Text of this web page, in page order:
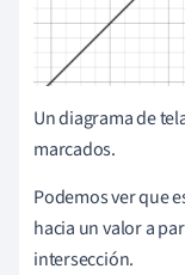
Un diagrama de
marcados.
Podemos ver que
hacia un valor a
intersección.